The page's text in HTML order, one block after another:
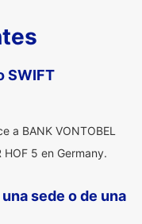
SWIFT
a BANK VONTOBEL
HOF 5 en Germany.
sede o de una